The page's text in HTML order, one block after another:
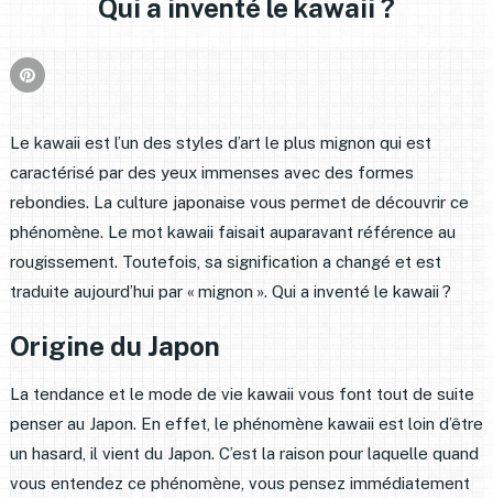
Qui a inventé le kawaii ?
Le kawaii est l’un des styles d’art le plus mignon qui est
caractérisé par des yeux immenses avec des formes
rebondies. La culture japonaise vous permet de découvrir ce
phénomène. Le mot kawaii faisait auparavant référence au
rougissement. Toutefois, sa signification a changé et est
traduite aujourd’hui par « mignon ». Qui a inventé le kawaii ?
Origine du Japon
La tendance et le mode de vie kawaii vous font tout de suite
penser au Japon. En effet, le phénomène kawaii est loin d’être
un hasard, il vient du Japon. C’est la raison pour laquelle quand
vous entendez ce phénomène, vous pensez immédiatement